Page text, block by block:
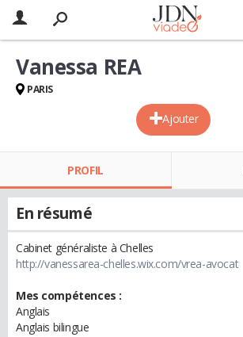
Ajouter
Vanessa REA
PARIS
PROFIL
En résumé
Cabinet généraliste à Chelles
http://vanessarea-chelles.wix.com/vrea-avocat
Mes compétences :
Anglais
Anglais bilingue